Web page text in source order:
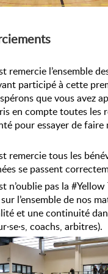
remercie l’ensemble
participé à cette
que vous avez
en compte toutes les
pour essayer de faire
remercie tous les
se passent
n’oublie pas la
l’ensemble de nos
et une continuité
coachs, arbitres).